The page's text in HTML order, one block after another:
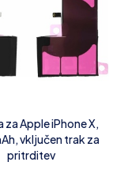
za Apple iPhone X,
vključen trak za
pritrditev